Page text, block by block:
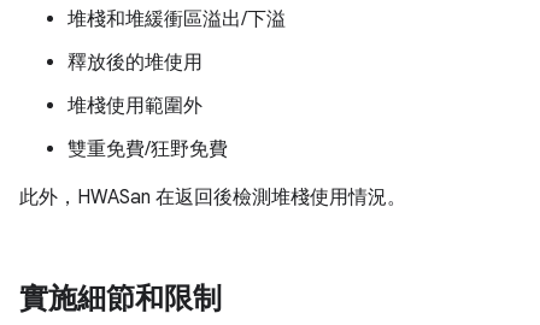
堆棧和堆緩衝區溢出/下溢
釋放後的堆使用
堆棧使用範圍外
雙重免費/狂野免費
此外，HWASan 在返回後檢測堆棧使用情況。
實施細節和限制